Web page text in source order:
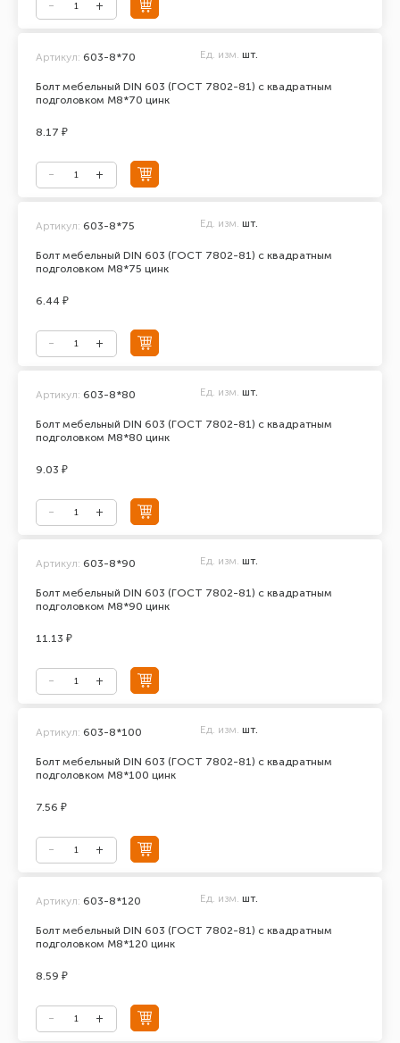
Болт мебельный DIN 603 (ГОСТ 7802-81) с квадратным
подголовком М8*70 цинк
Артикул: 603-8*70 Ед. изм. шт.
8.17 ₽
Болт мебельный DIN 603 (ГОСТ 7802-81) с квадратным
подголовком М8*75 цинк
Артикул: 603-8*75 Ед. изм. шт.
6.44 ₽
Болт мебельный DIN 603 (ГОСТ 7802-81) с квадратным
подголовком М8*80 цинк
Артикул: 603-8*80 Ед. изм. шт.
9.03 ₽
Болт мебельный DIN 603 (ГОСТ 7802-81) с квадратным
подголовком М8*90 цинк
Артикул: 603-8*90 Ед. изм. шт.
11.13 ₽
Болт мебельный DIN 603 (ГОСТ 7802-81) с квадратным
подголовком М8*100 цинк
Артикул: 603-8*100 Ед. изм. шт.
7.56 ₽
Болт мебельный DIN 603 (ГОСТ 7802-81) с квадратным
подголовком М8*120 цинк
Артикул: 603-8*120 Ед. изм. шт.
8.59 ₽